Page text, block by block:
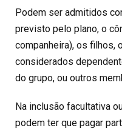
Podem ser admitidos
previsto pelo plano, o
companheira), os filhos,
considerados
do grupo, ou outros
Na inclusão facultativa
podem ter que pagar